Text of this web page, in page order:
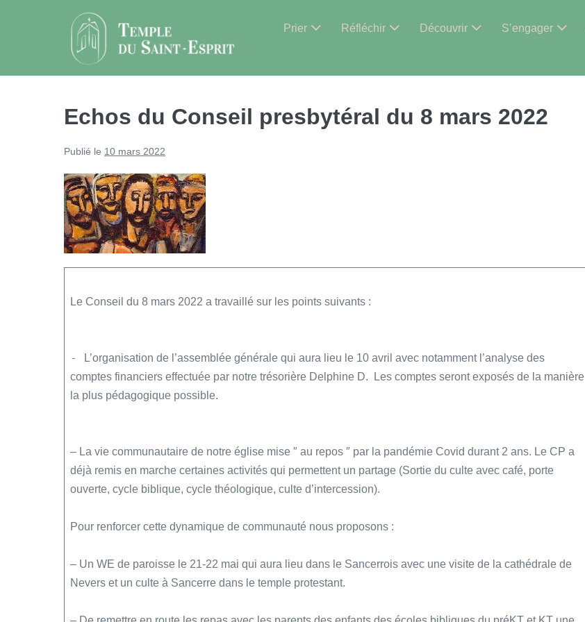
Prier Réfléchir Découvrir S’engager
Echos du Conseil presbytéral du 8 mars 2022
Publié le 10 mars 2022
Le Conseil du 8 mars 2022 a travaillé sur les points suivants :
-
L’organisation de l’assemblée générale qui aura lieu le 10 avril avec notamment l’analyse des
comptes financiers effectuée par notre trésorière Delphine D. Les comptes seront exposés de la manière
la plus pédagogique possible.
– La vie communautaire de notre église mise ″ au repos ″ par la pandémie Covid durant 2 ans. Le CP a
déjà remis en marche certaines activités qui permettent un partage (Sortie du culte avec café, porte
ouverte, cycle biblique, cycle théologique, culte d’intercession).
Pour renforcer cette dynamique de communauté nous proposons :
– Un WE de paroisse le 21-22 mai qui aura lieu dans le Sancerrois avec une visite de la cathédrale de
Nevers et un culte à Sancerre dans le temple protestant.